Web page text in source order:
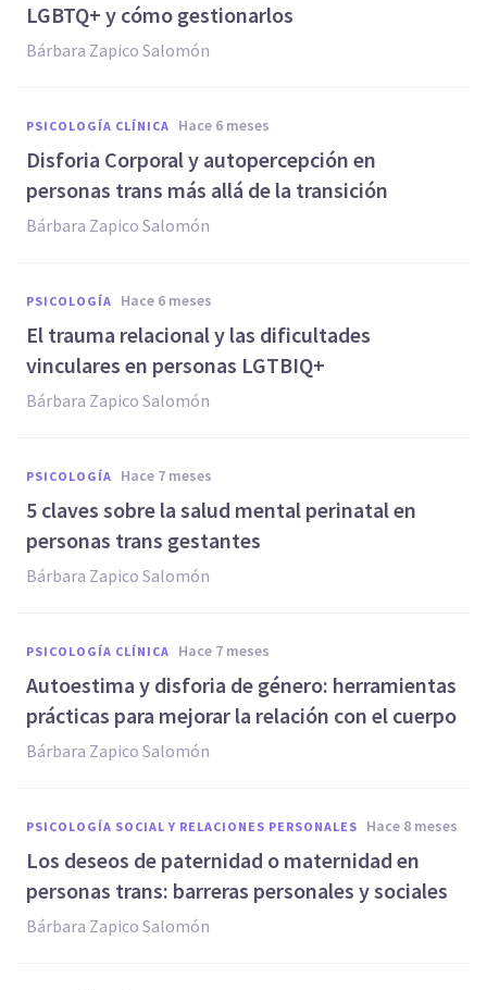
LGBTQ+ y cómo gestionarlos
Bárbara Zapico Salomón
PSICOLOGÍA CLÍNICA hace 6 meses
Disforia Corporal y autopercepción en
personas trans más allá de la transición
Bárbara Zapico Salomón
PSICOLOGÍA hace 6 meses
El trauma relacional y las dificultades
vinculares en personas LGTBIQ+
Bárbara Zapico Salomón
PSICOLOGÍA hace 7 meses
5 claves sobre la salud mental perinatal en
personas trans gestantes
Bárbara Zapico Salomón
PSICOLOGÍA CLÍNICA hace 7 meses
Autoestima y disforia de género: herramientas
prácticas para mejorar la relación con el cuerpo
Bárbara Zapico Salomón
PSICOLOGÍA SOCIAL Y RELACIONES PERSONALES hace 8 meses
Los deseos de paternidad o maternidad en
personas trans: barreras personales y sociales
Bárbara Zapico Salomón